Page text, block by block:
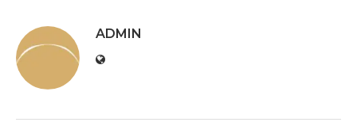
ADMIN